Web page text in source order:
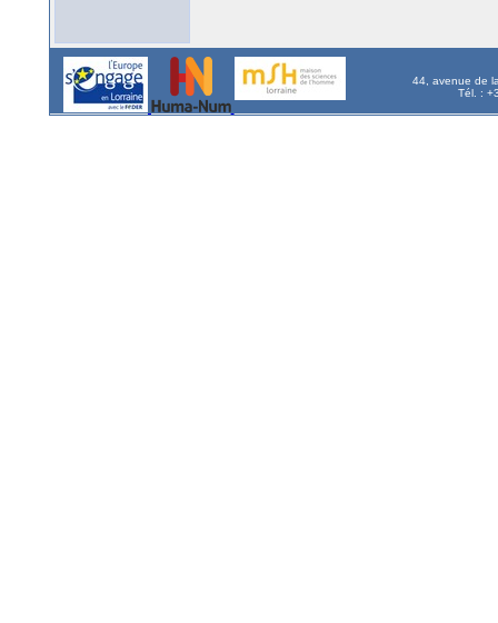
44, avenue de
Tél. :